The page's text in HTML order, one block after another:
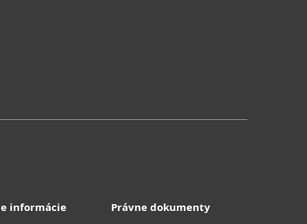
informácie
Právne dokumenty